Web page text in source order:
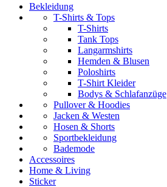
Bekleidung
T-Shirts & Tops
T-Shirts
Tank Tops
Langarmshirts
Hemden & Blusen
Poloshirts
T-Shirt Kleider
Bodys & Schlafanzüge
Pullover & Hoodies
Jacken & Westen
Hosen & Shorts
Sportbekleidung
Bademode
Accessoires
Home & Living
Sticker